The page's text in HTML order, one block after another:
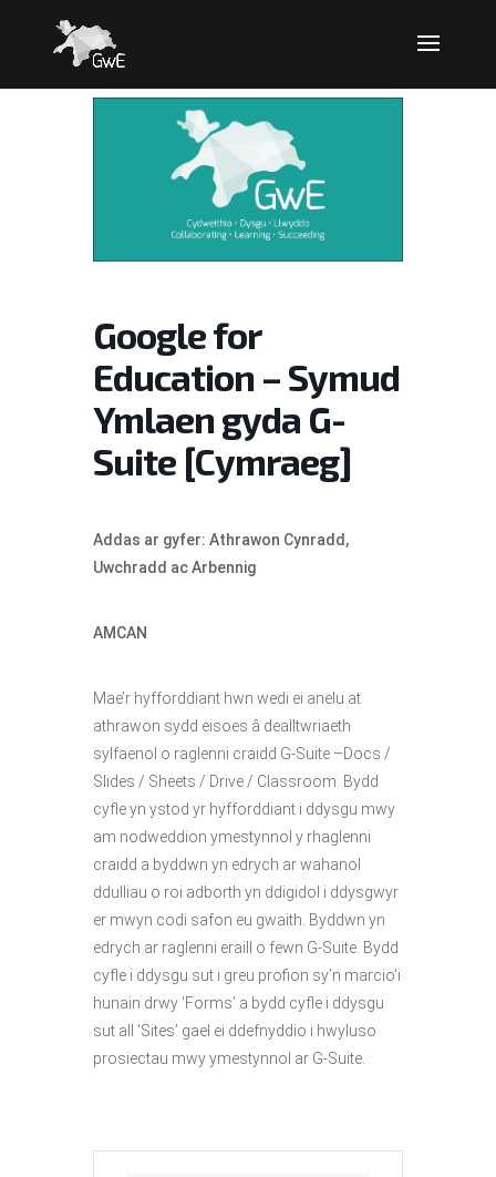
Google for
Education – Symud
Ymlaen gyda G-
Suite [Cymraeg]
Addas ar gyfer: Athrawon Cynradd,
Uwchradd ac Arbennig
AMCAN
Mae’r hyfforddiant hwn wedi ei anelu at
athrawon sydd eisoes â dealltwriaeth
sylfaenol o raglenni craidd G-Suite –Docs /
Slides / Sheets / Drive / Classroom. Bydd
cyfle yn ystod yr hyfforddiant i ddysgu mwy
am nodweddion ymestynnol y rhaglenni
craidd a byddwn yn edrych ar wahanol
ddulliau o roi adborth yn ddigidol i ddysgwyr
er mwyn codi safon eu gwaith. Byddwn yn
edrych ar raglenni eraill o fewn G-Suite. Bydd
cyfle i ddysgu sut i greu profion sy’n marcio’i
hunain drwy ‘Forms’ a bydd cyfle i ddysgu
sut all ‘Sites’ gael ei ddefnyddio i hwyluso
prosiectau mwy ymestynnol ar G-Suite.